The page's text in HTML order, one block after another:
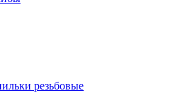
резьбовые